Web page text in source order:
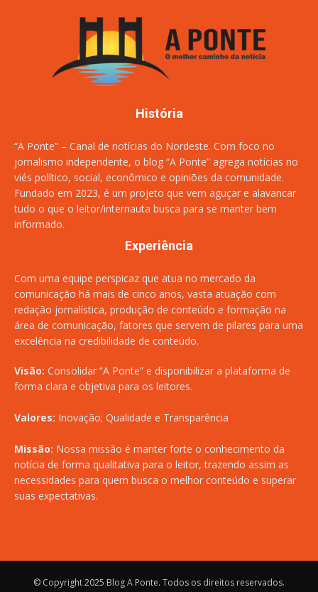
História
“A Ponte” – Canal de notícias do Nordeste. Com foco no
jornalismo independente, o blog “A Ponte” agrega notícias no
viés político, social, econômico e opiniões da comunidade.
Fundado em 2023, é um projeto que vem aguçar e alavancar
tudo o que o leitor/internauta busca para se manter bem
informado.
Experiência
Com uma equipe perspicaz que atua no mercado da
comunicação há mais de cinco anos, vasta atuação com
redação jornalística, produção de conteúdo e formação na
área de comunicação, fatores que servem de pilares para uma
excelência na credibilidade de conteúdo.
Visão: Consolidar “A Ponte” e disponibilizar a plataforma de
forma clara e objetiva para os leitores.
Valores: Inovação; Qualidade e Transparência
Missão: Nossa missão é manter forte o conhecimento da
notícia de forma qualitativa para o leitor, trazendo assim as
necessidades para quem busca o melhor conteúdo e superar
suas expectativas.
© Copyright 2025 Blog A Ponte. Todos os direitos reservados.